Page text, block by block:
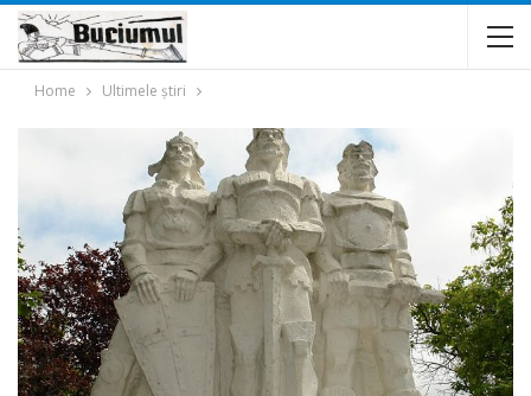
Home Ultimele ştiri